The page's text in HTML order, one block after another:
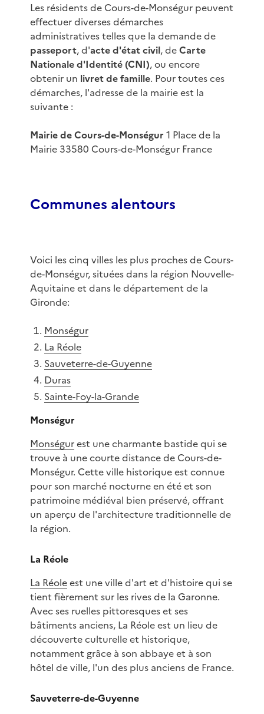
Les résidents de Cours-de-Monségur peuvent
effectuer diverses démarches
administratives telles que la demande de
passeport, d'acte d'état civil, deCarte
Nationale d'Identité (CNI), ou encore
obtenir un livret de famille. Pour toutes ces
démarches, l'adresse de la mairie est la
suivante :
Mairie de Cours-de-Monségur 1 Place de la
Mairie 33580 Cours-de-Monségur France
Communes alentours
Voici les cinq villes les plus proches de Cours-
de-Monségur, situées dans la région Nouvelle-
Aquitaine et dans le département de la
Gironde:
Monségur
La Réole
Sauveterre-de-Guyenne
Duras
Sainte-Foy-la-Grande
Monségur
Monségurest une charmante bastide qui se
trouve à une courte distance de Cours-de-
Monségur. Cette ville historique est connue
pour son marché nocturne en été et son
patrimoine médiéval bien préservé, offrant
un aperçu de l'architecture traditionnelle de
la région.
La Réole
La Réoleest une ville d'art et d'histoire qui se
tient fièrement sur les rives de la Garonne.
Avec ses ruelles pittoresques et ses
bâtiments anciens, La Réole est un lieu de
découverte culturelle et historique,
notamment grâce à son abbaye et à son
hôtel de ville, l'un des plus anciens de France.
Sauveterre-de-Guyenne